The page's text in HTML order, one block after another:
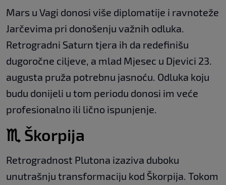
Mars u Vagi donosi više diplomatije i ravnoteže
Jarčevima pri donošenju važnih odluka.
Retrogradni Saturn tjera ih da redefinišu
dugoročne ciljeve, a mlad Mjesec u Djevici 23.
augusta pruža potrebnu jasnoću. Odluka koju
budu donijeli u tom periodu donosi im veće
profesionalno ili lično ispunjenje.
♏ Škorpija
Retrogradnost Plutona izaziva duboku
unutrašnju transformaciju kod Škorpija. Tokom